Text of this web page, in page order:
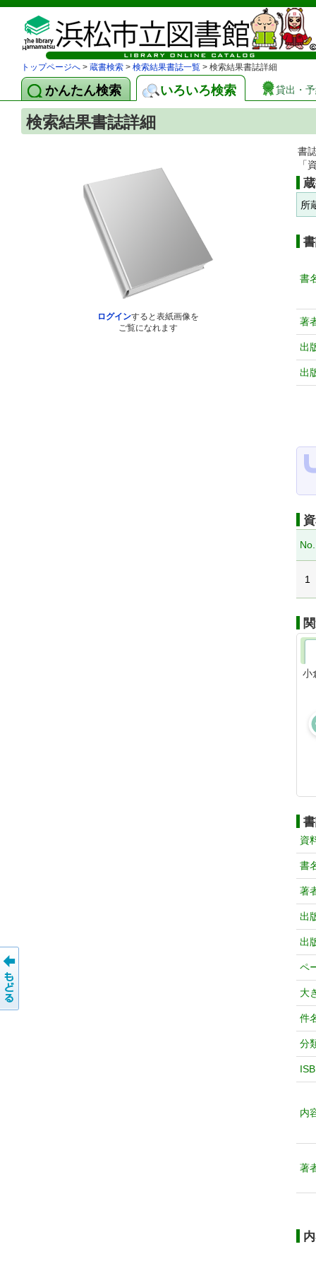
トップページへ > 蔵書検索 > 検索結果書誌一覧 > 検索結果書誌詳細
かんたん検索 いろいろ検索 貸出・
検索結果書誌詳細
ログインすると表紙画像を
ご覧になれます
書
「
所
書
著
出
出
No.
1
小
資
書
著
出
出
ペ
大
件
分
内
著